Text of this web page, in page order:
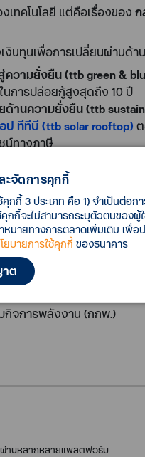
เทคโนโลยี แต่คือเรื่องของ ก
งินทุนเพื่อการเปลี่ยนผ่านด้
วามยั่งยืน (ttb green &
ในการปล่อยกู้สูงสุดถึง 10 ปี
ด้านความยั่งยืน (ttb
ทีทีบี (ttb solar rooftop)
น์ทางภาษี
นต์ไฟฟ้า (EV)
เปลี่ยนมา
ผ่อนได้ยาวสูงสุด 60 เดือน
(IEA)
Agency (IRENA)v
กิจการพลังงาน (กกพ.)
ผ่านหลากหลายแพลตฟอร์ม
ะจัดการคุกกี้
คุกกี้ 3 ประเภท คือ 1) จำเป็นต่อ
คุกกี้จะไม่สามารถระบุตัวตนของ
หมายทางการตลาดเพิ่มเติม เพื่
ยบายการใช้คุกกี้ ของธนาคาร
ต